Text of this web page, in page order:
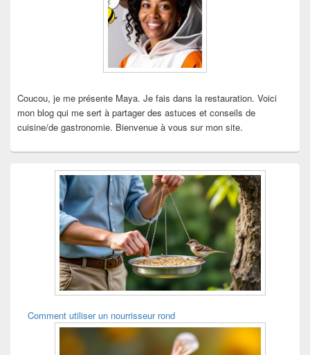
Coucou, je me présente Maya. Je fais dans la restauration. Voici
mon blog qui me sert à partager des astuces et conseils de
cuisine/de gastronomie. Bienvenue à vous sur mon site.
Comment utiliser un nourrisseur rond